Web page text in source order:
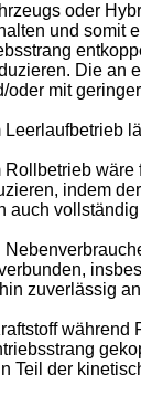
oder
und
Die
mit
indem
zuverlässig
Teil der